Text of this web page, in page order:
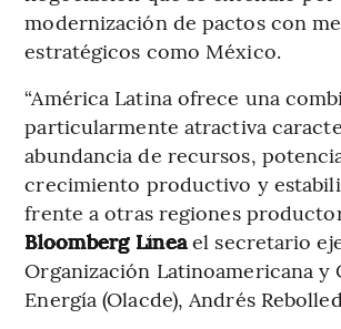
modernización de pactos con
estratégicos como México.
“América Latina ofrece una
particularmente atractiva
abundancia de recursos,
crecimiento productivo y
frente a otras regiones
Bloomberg Líneael secretario
Organización Latinoamericana y
Energía (Olacde), Andrés